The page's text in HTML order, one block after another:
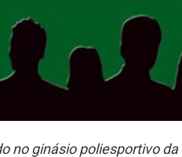
no ginásio poliesportivo